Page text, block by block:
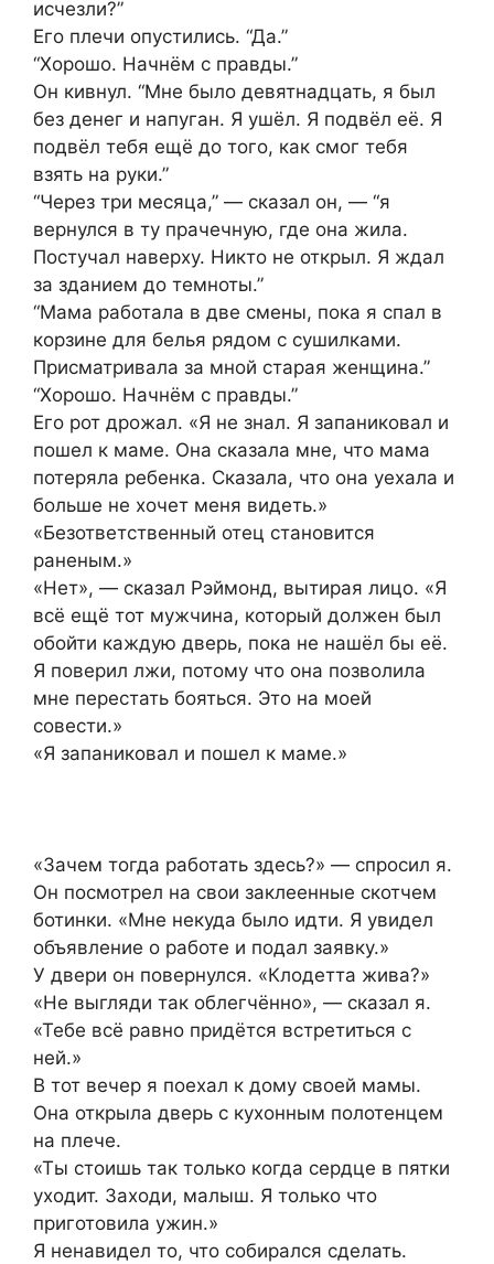
исчезли?”
Его плечи опустились. “Да.”
“Хорошо. Начнём с правды.”
Он кивнул. “Мне было девятнадцать, я был
без денег и напуган. Я ушёл. Я подвёл её. Я
подвёл тебя ещё до того, как смог тебя
взять на руки.”
“Через три месяца,” — сказал он, — “я
вернулся в ту прачечную, где она жила.
Постучал наверху. Никто не открыл. Я ждал
за зданием до темноты.”
“Мама работала в две смены, пока я спал в
корзине для белья рядом с сушилками.
Присматривала за мной старая женщина.”
“Хорошо. Начнём с правды.”
Его рот дрожал. «Я не знал. Я запаниковал и
пошел к маме. Она сказала мне, что мама
потеряла ребенка. Сказала, что она уехала и
больше не хочет меня видеть.»
«Безответственный отец становится
раненым.»
«Нет», — сказал Рэймонд, вытирая лицо. «Я
всё ещё тот мужчина, который должен был
обойти каждую дверь, пока не нашёл бы её.
Я поверил лжи, потому что она позволила
мне перестать бояться. Это на моей
совести.»
«Я запаниковал и пошел к маме.»
«Зачем тогда работать здесь?» — спросил я.
Он посмотрел на свои заклеенные скотчем
ботинки. «Мне некуда было идти. Я увидел
объявление о работе и подал заявку.»
У двери он повернулся. «Клодетта жива?»
«Не выгляди так облегчённо», — сказал я.
«Тебе всё равно придётся встретиться с
ней.»
В тот вечер я поехал к дому своей мамы.
Она открыла дверь с кухонным полотенцем
на плече.
«Ты стоишь так только когда сердце в пятки
уходит. Заходи, малыш. Я только что
приготовила ужин.»
Я ненавидел то, что собирался сделать.